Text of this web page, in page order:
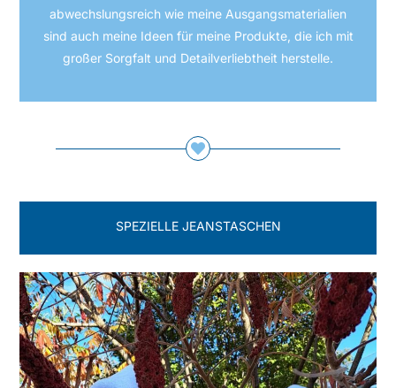
abwechslungsreich wie meine Ausgangsmaterialien
sind auch meine Ideen für meine Produkte, die ich mit
großer Sorgfalt und Detailverliebtheit herstelle.
SPEZIELLE JEANSTASCHEN